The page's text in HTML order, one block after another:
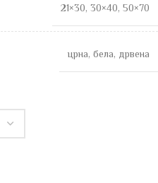
21×30, 30×40, 50×70
црна, бела, дрвена